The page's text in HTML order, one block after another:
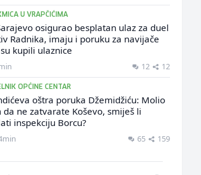
U VRAPČIĆIMA
osigurao besplatan ulaz za duel
Radnika, imaju i poruku za navijače
kupili ulaznice
12 12
OPĆINE CENTAR
oštra poruka Džemidžiću: Molio
da ne zatvarate Koševo, smiješ li
inspekciju Borcu?
65 159